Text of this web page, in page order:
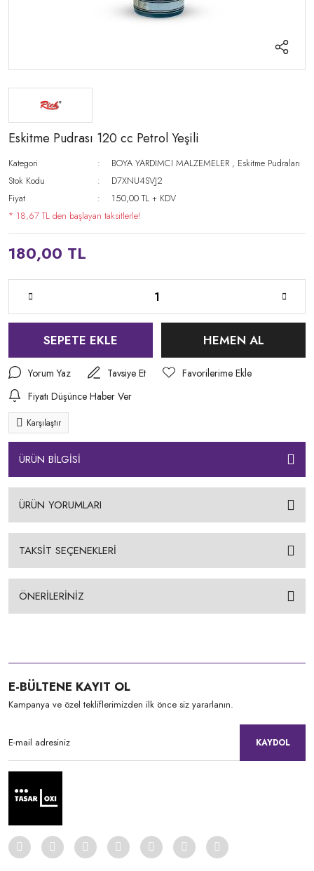
Eskitme Pudrası 120 cc Petrol Yeşili
Kategori BOYA YARDIMCI MALZEMELER , Eskitme Pudraları
Stok Kodu
D7XNU4SVJ2
Fiyat
150,00 TL + KDV
* 18,67 TL den başlayan taksitlerle!
180,00 TL
SEPETE EKLE HEMEN AL
Yorum Yaz
Tavsiye Et
Fiyatı Düşünce Haber Ver
Karşılaştır
ÜRÜN BİLGİSİ
ÜRÜN YORUMLARI
TAKSİT SEÇENEKLERİ
ÖNERİLERİNİZ
E-BÜLTENE KAYIT OL
Kampanya ve özel tekliflerimizden ilk önce siz yararlanın.
KAYDOL